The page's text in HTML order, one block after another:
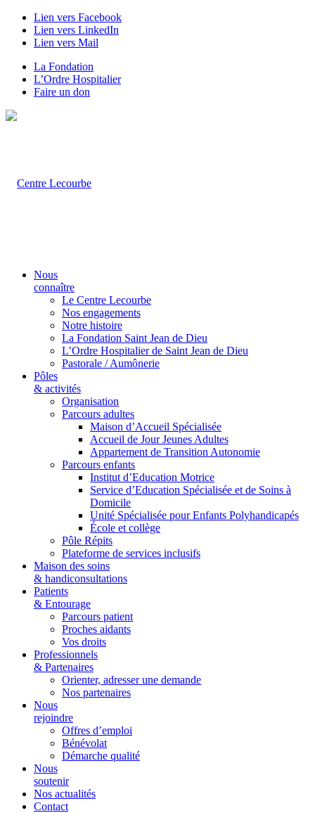
Lien vers Facebook
Lien vers LinkedIn
Lien vers Mail
La Fondation
L’Ordre Hospitalier
Faire un don
Nous
connaître
Le Centre Lecourbe
Nos engagements
Notre histoire
La Fondation Saint Jean de Dieu
L’Ordre Hospitalier de Saint Jean de Dieu
Pastorale / Aumônerie
Pôles
& activités
Organisation
Parcours adultes
Maison d’Accueil Spécialisée
Accueil de Jour Jeunes Adultes
Appartement de Transition Autonomie
Parcours enfants
Institut d’Education Motrice
Service d’Education Spécialisée et de Soins à
Domicile
Unité Spécialisée pour Enfants Polyhandicapés
École et collège
Pôle Répits
Plateforme de services inclusifs
Maison des soins
& handiconsultations
Patients
& Entourage
Parcours patient
Proches aidants
Vos droits
Professionnels
& Partenaires
Orienter, adresser une demande
Nos partenaires
Nous
rejoindre
Offres d’emploi
Bénévolat
Démarche qualité
Nous
soutenir
Nos actualités
Contact